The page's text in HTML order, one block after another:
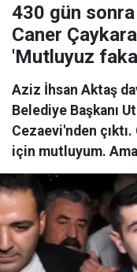
430 gün
Caner
'Mutluyuz
Aziz İhsan Aktaş
Belediye Başkanı
Cezaevi'nden çıktı.
için mutluyum.